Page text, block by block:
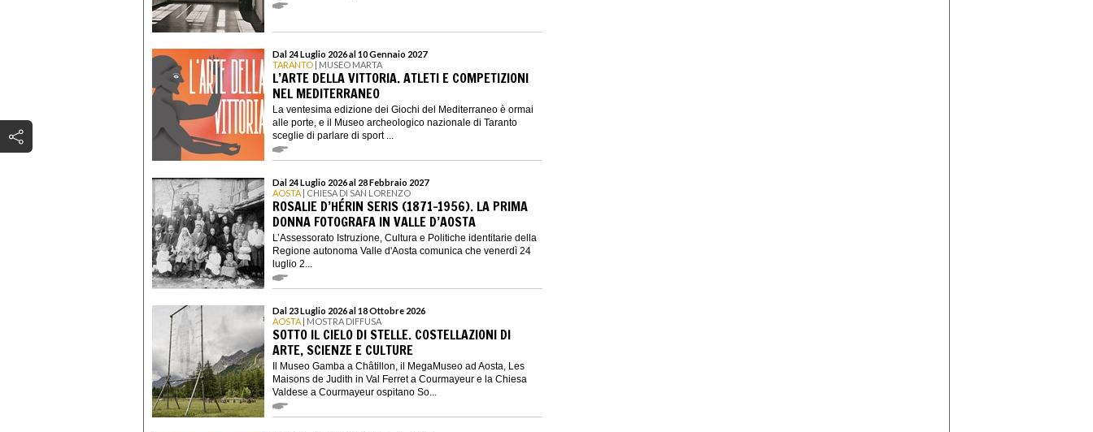
Dal 24 Luglio 2026 al 10 Gennaio 2027
TARANTO | MUSEO MARTA
L’ARTE DELLA VITTORIA. ATLETI E COMPETIZIONI
NEL MEDITERRANEO
La ventesima edizione dei Giochi del Mediterraneo è ormai
alle porte, e il Museo archeologico nazionale di Taranto
sceglie di parlare di sport ...
Dal 24 Luglio 2026 al 28 Febbraio 2027
AOSTA | CHIESA DI SAN LORENZO
ROSALIE D’HÉRIN SERIS (1871-1956). LA PRIMA
DONNA FOTOGRAFA IN VALLE D’AOSTA
L’Assessorato Istruzione, Cultura e Politiche identitarie della
Regione autonoma Valle d'Aosta comunica che venerdì 24
luglio 2...
Dal 23 Luglio 2026 al 18 Ottobre 2026
AOSTA | MOSTRA DIFFUSA
SOTTO IL CIELO DI STELLE. COSTELLAZIONI DI
ARTE, SCIENZE E CULTURE
Il Museo Gamba a Châtillon, il MegaMuseo ad Aosta, Les
Maisons de Judith in Val Ferret a Courmayeur e la Chiesa
Valdese a Courmayeur ospitano So...